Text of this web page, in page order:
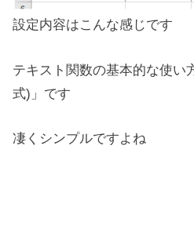
設定内容はこんな感じです
テキスト関数の基本的な使い
式)」です
凄くシンプルですよね